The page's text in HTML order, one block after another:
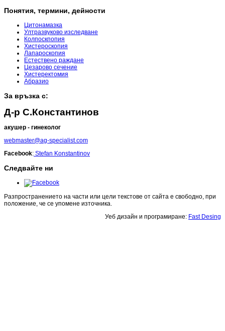
Понятия, термини, дейности
Цитонамазка
Ултразвуково изследване
Колпоскпопия
Хистероскопия
Лапароскопия
Естествено раждане
Цезарово сечение
Хистеректомия
Абразио
За връзка с:
Д-р С.Константинов
акушер - гинеколог
webmaster@ag-specialist.com
Facebook: Stefan Konstantinov
Следвайте ни
Разпространението на части или цели текстове от сайта е свободно, при
положение, че се упомене източника.
Уеб дизайн и програмиране: Fast Desing